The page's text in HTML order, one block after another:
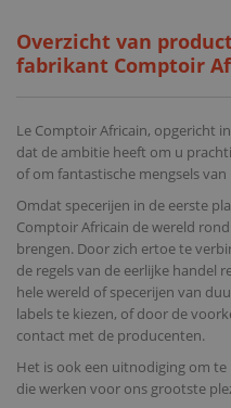
Overzicht van
fabrikant Comptoir
Le Comptoir Africain, opgericht
dat de ambitie heeft om u
of om fantastische mengsels
Omdat specerijen in de eerste
Comptoir Africain de wereld
brengen. Door zich ertoe te
de regels van de eerlijke handel
hele wereld of specerijen van
labels te kiezen, of door de
contact met de producenten.
Het is ook een uitnodiging om
die werken voor ons grootste